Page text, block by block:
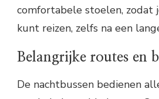
comfortabele stoelen, zodat
kunt reizen, zelfs na een
Belangrijke routes en
De nachtbussen bedienen